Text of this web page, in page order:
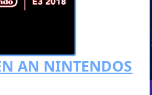
AN NINTENDOS